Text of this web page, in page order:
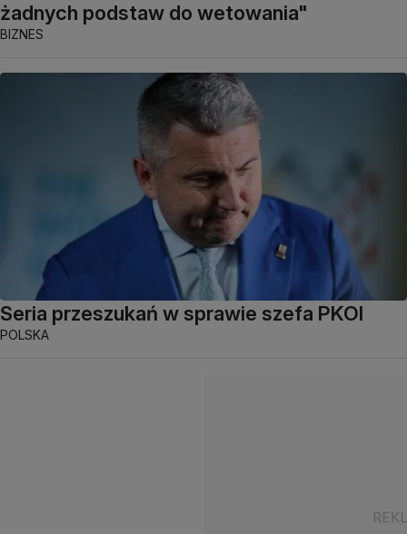
żadnych podstaw do wetowania"
BIZNES
Seria przeszukań w sprawie szefa PKOl
POLSKA